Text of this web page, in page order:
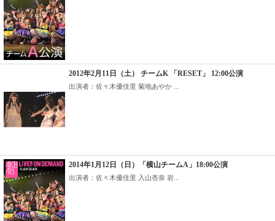
2012年2月11日（土） チームK 「RESET」 12:00公演
出演者：佐々木優佳里 菊地あやか ...
2014年1月12日（日）「横山チームA」18:00公演
出演者：佐々木優佳里 入山杏奈 岩...